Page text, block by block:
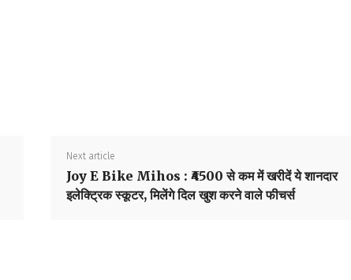
Next article
Joy E Bike Mihos : ₹4500 से कम में खरीदें ये शानदार
इलेक्ट्रिक स्कूटर, मिलेंगे दिल खुश करने वाले फीचर्स